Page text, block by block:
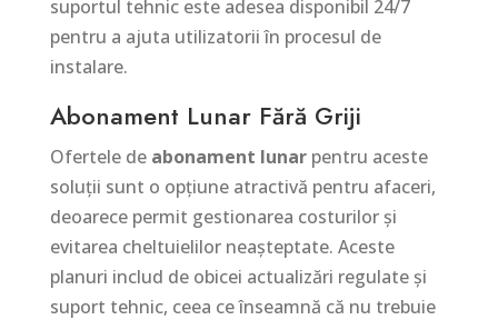
suportul tehnic este adesea disponibil 24/7
pentru a ajuta utilizatorii în procesul de
instalare.
Abonament Lunar Fără Griji
Ofertele de abonament lunarpentru aceste
soluții sunt o opțiune atractivă pentru afaceri,
deoarece permit gestionarea costurilor și
evitarea cheltuielilor neașteptate. Aceste
planuri includ de obicei actualizări regulate și
suport tehnic, ceea ce înseamnă că nu trebuie